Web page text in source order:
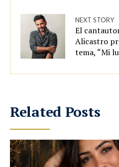
NEXT STORY
El
Alicastro
tema, “Mi
Related Posts